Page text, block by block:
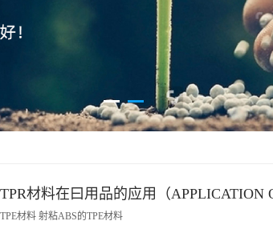
材料在曰用品的应用（APPLICATION
MATERIALS IN JAPANESE
材料 射粘ABS的TPE材料